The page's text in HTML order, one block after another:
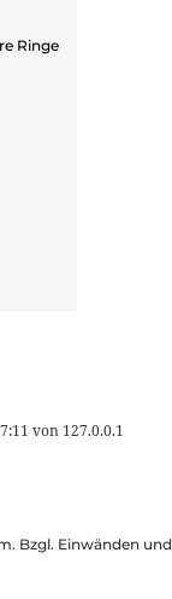
Ringe
von 127.0.0.1
Bzgl. Einwänden und